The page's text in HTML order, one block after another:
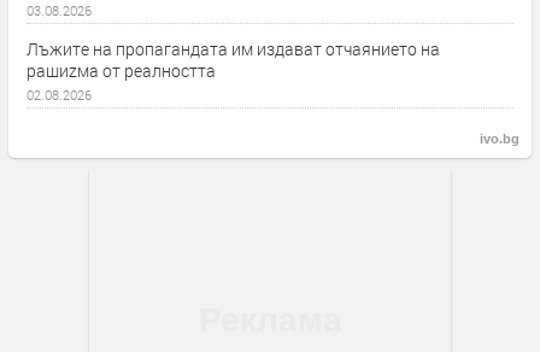
03.08.2026
Лъжите на пропагандата им издават отчаянието на
рашиzма от реалността
02.08.2026
ivo.bg